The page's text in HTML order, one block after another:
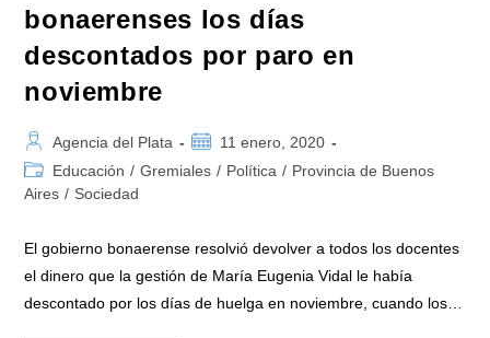
bonaerenses los días
descontados por paro en
noviembre
Autor
de
la
Agencia del Plata
Publicación
de
11 enero, 2020
Categoría
de
Educación / Gremiales / Política / Provincia de Buenos
Aires / Sociedad
El gobierno bonaerense resolvió devolver a todos los docentes
el dinero que la gestión de María Eugenia Vidal le había
descontado por los días de huelga en noviembre, cuando los…